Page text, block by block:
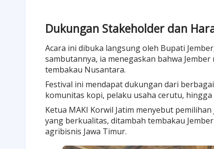
Dukungan Stakeholder dan
Acara ini dibuka langsung oleh Bupati
sambutannya, ia menegaskan bahwa
tembakau Nusantara.
Festival ini mendapat dukungan dari
komunitas kopi, pelaku usaha cerutu,
Ketua MAKI Korwil Jatim menyebut
yang berkualitas, ditambah tembakau
agribisnis Jawa Timur.